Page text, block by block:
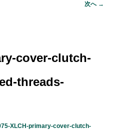
次へ →
cover-clutch-
threads-
XLCH-primary-cover-clutch-